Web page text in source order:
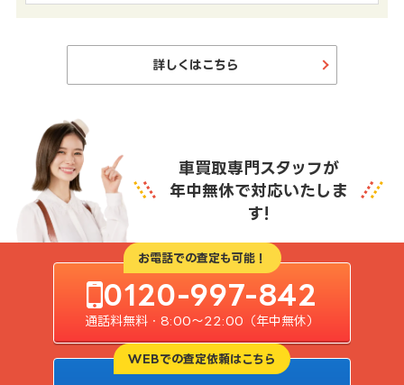
詳しくはこちら
車買取専門スタッフが
年中無休で対応いたしま
す!
お電話での査定も可能！
0120-997-842
通話料無料・8:00〜22:00（年中無休）
WEBでの査定依頼はこちら